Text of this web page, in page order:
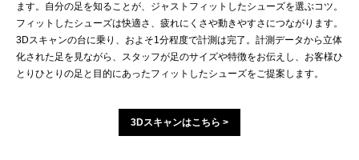
ます。自分の足を知ることが、ジャストフィットしたシューズを選ぶコツ。
フィットしたシューズは快適さ、疲れにくさや動きやすさにつながります。
3Dスキャンの台に乗り、およそ1分程度で計測は完了。計測データから立体
化された足を見ながら、スタッフが足のサイズや特徴をお伝えし、お客様ひ
とりひとりの足と目的にあったフィットしたシューズをご提案します。
3Dスキャンはこちら >